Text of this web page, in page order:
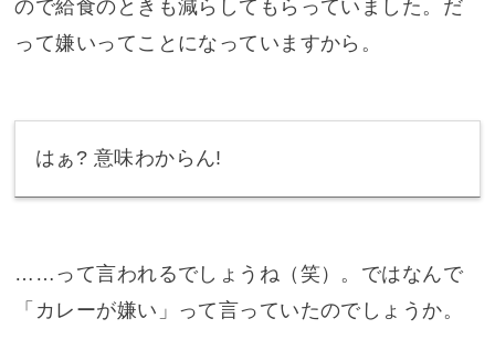
ので給食のときも減らしてもらっていました。だ
って嫌いってことになっていますから。
はぁ? 意味わからん!
……って言われるでしょうね（笑）。ではなんで
「カレーが嫌い」って言っていたのでしょうか。